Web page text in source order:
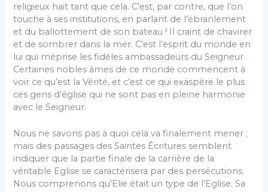
religieux hait tant que cela. C’est, par contre, que l’on
touche à ses institutions, en parlant de l’ébranlement
et du ballottement de son bateau ! Il craint de chavirer
et de sombrer dans la mer. C’est l’esprit du monde en
lui qui méprise les fidèles ambassadeurs du Seigneur.
Certaines nobles âmes de ce monde commencent à
voir ce qu’est la Vérité, et c’est ce qui exaspère le plus
ces gens d’église qui ne sont pas en pleine harmonie
avec le Seigneur.
Nous ne savons pas à quoi cela va finalement mener ;
mais des passages des Saintes Écritures semblent
indiquer que la partie finale de la carrière de la
véritable Eglise se caractérisera par des persécutions.
Nous comprenons qu’Elie était un type de l’Eglise. Sa